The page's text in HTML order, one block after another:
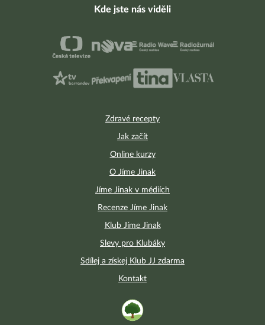
Zdravé recepty
Jak začít
Online kurzy
O Jíme Jinak
Jíme Jinak v médiích
Recenze Jíme Jinak
Klub Jíme Jinak
Slevy pro Klubáky
Sdílej a získej Klub JJ zdarma
Kontakt
Kde jste nás viděli